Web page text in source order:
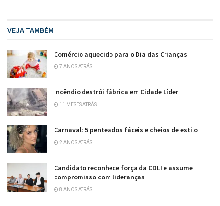
VEJA TAMBÉM
Comércio aquecido para o Dia das Crianças
7 ANOS ATRÁS
Incêndio destrói fábrica em Cidade Líder
11 MESES ATRÁS
Carnaval: 5 penteados fáceis e cheios de estilo
2 ANOS ATRÁS
Candidato reconhece força da CDLI e assume
compromisso com lideranças
8 ANOS ATRÁS